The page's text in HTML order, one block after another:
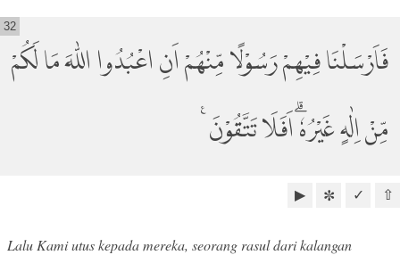
فَاَرْسَلْنَا فِيْهِمْ رَسُوْلًا مِّنْهُمْ اَنِ اعْبُدُوا اللّٰهَ مَا لَكُمْ
مِّنْ اِلٰهٍ غَيْرُهٗۗ اَفَلَا تَتَّقُوْنَ ࣖ
32
⇧
✓
✼
▶
Lalu Kami utus kepada mereka, seorang rasul dari kalangan